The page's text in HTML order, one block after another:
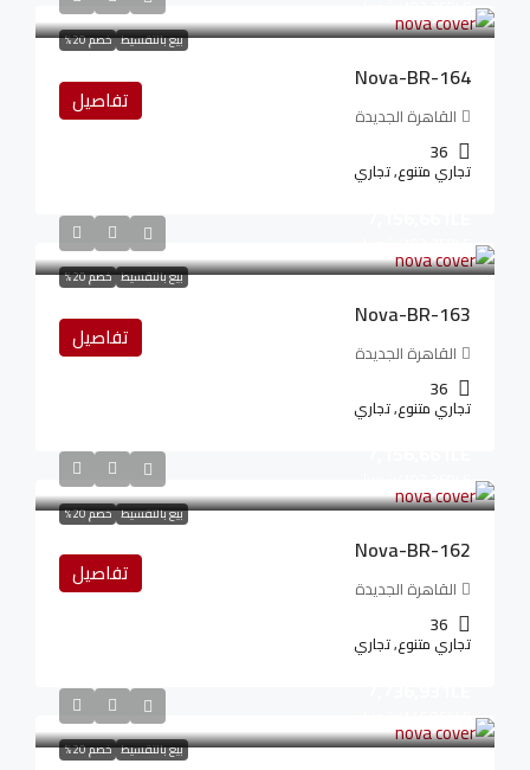
بيع بالتقسيط خصم 20%
Nova-BR-164
القاهرة الجديدة
36
تجاري متنوع, تجاري
تفاصيل
بيع بالتقسيط خصم 20%
Nova-BR-163
القاهرة الجديدة
36
تجاري متنوع, تجاري
تفاصيل
بيع بالتقسيط خصم 20%
Nova-BR-162
القاهرة الجديدة
36
تجاري متنوع, تجاري
تفاصيل
بيع بالتقسيط خصم 20%